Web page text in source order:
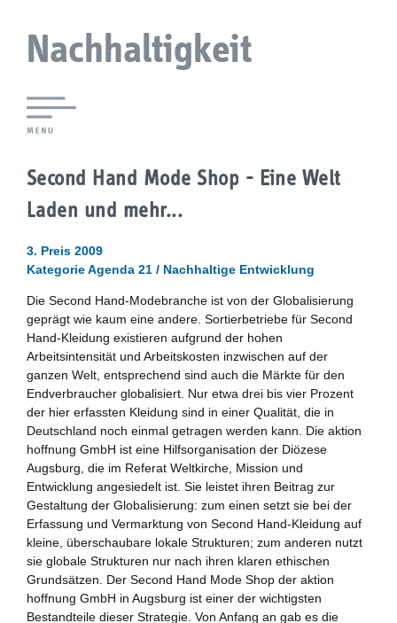
Nachhaltigkeit
Agendaforen
Nachhaltigkeitsbeirat
Berichterstattung
Biostadt
Zukunftspreis
Themen
Projekte
Zukunftstagung
Bildung für nachhaltige Entwicklung
Büro für Nachhaltigkeit
Second Hand Mode Shop - Eine Welt
Laden und mehr...
3. Preis 2009
Kategorie Agenda 21 / Nachhaltige Entwicklung
Die Second Hand-Modebranche ist von der Globalisierung
geprägt wie kaum eine andere. Sortierbetriebe für Second
Hand-Kleidung existieren aufgrund der hohen
Arbeitsintensität und Arbeitskosten inzwischen auf der
ganzen Welt, entsprechend sind auch die Märkte für den
Endverbraucher globalisiert. Nur etwa drei bis vier Prozent
der hier erfassten Kleidung sind in einer Qualität, die in
Deutschland noch einmal getragen werden kann. Die aktion
hoffnung GmbH ist eine Hilfsorganisation der Diözese
Augsburg, die im Referat Weltkirche, Mission und
Entwicklung angesiedelt ist. Sie leistet ihren Beitrag zur
Gestaltung der Globalisierung: zum einen setzt sie bei der
Erfassung und Vermarktung von Second Hand-Kleidung auf
kleine, überschaubare lokale Strukturen; zum anderen nutzt
sie globale Strukturen nur nach ihren klaren ethischen
Grundsätzen. Der Second Hand Mode Shop der aktion
hoffnung GmbH in Augsburg ist einer der wichtigsten
Bestandteile dieser Strategie. Von Anfang an gab es die